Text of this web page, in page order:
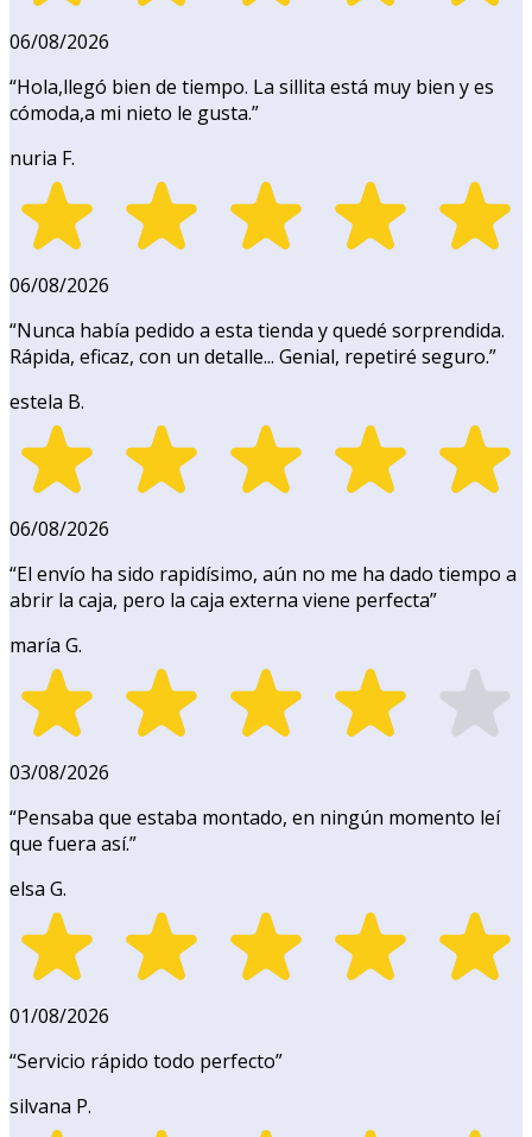
06/08/2026
“Hola,llegó bien de tiempo. La sillita está muy bien y es
cómoda,a mi nieto le gusta.”
nuria F.
06/08/2026
“Nunca había pedido a esta tienda y quedé sorprendida.
Rápida, eficaz, con un detalle... Genial, repetiré seguro.”
estela B.
06/08/2026
“El envío ha sido rapidísimo, aún no me ha dado tiempo a
abrir la caja, pero la caja externa viene perfecta”
maría G.
03/08/2026
“Pensaba que estaba montado, en ningún momento leí
que fuera así.”
elsa G.
01/08/2026
“Servicio rápido todo perfecto”
silvana P.